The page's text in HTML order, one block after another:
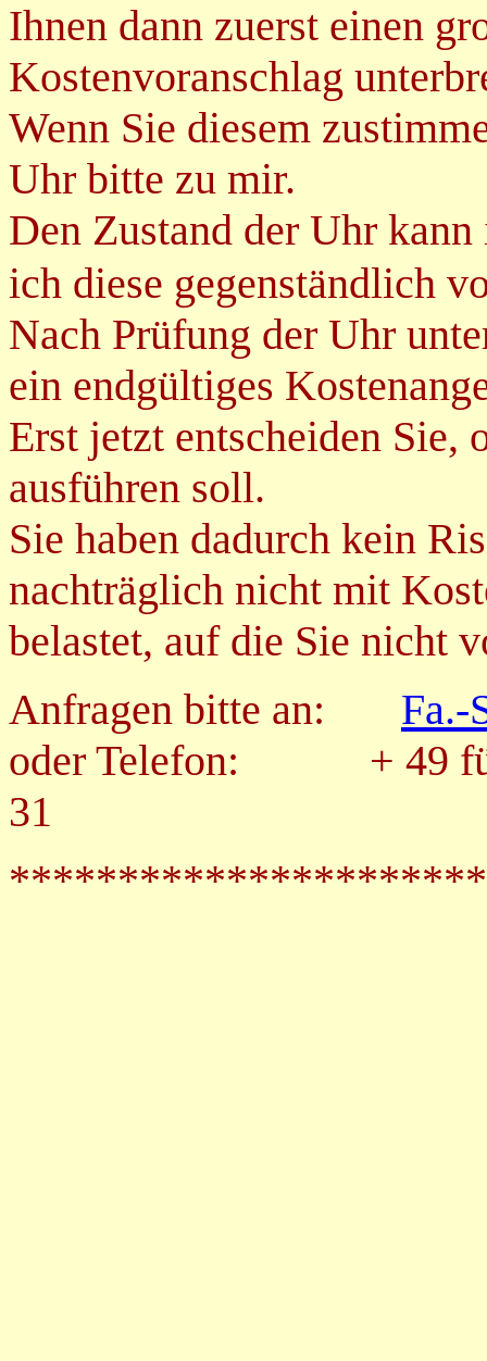
Ihnen dann zuerst einen
Kostenvoranschlag
Wenn Sie diesem
Uhr bitte zu mir.
Den Zustand der Uhr
ich diese gegenständlich
Nach Prüfung der Uhr
ein endgültiges
Erst jetzt entscheiden Sie,
ausführen soll.
Sie haben dadurch kein
nachträglich nicht mit
belastet, auf die Sie nicht
Anfragen bitte an:
Fa.-
oder Telefon:
+ 49
31